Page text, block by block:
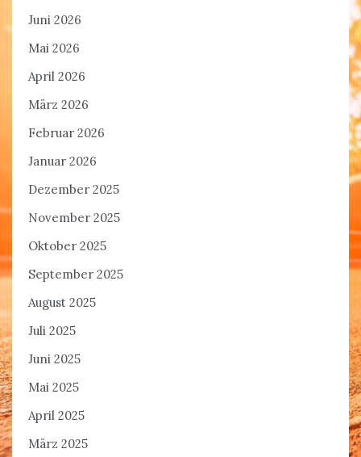
Juni 2026
Mai 2026
April 2026
März 2026
Februar 2026
Januar 2026
Dezember 2025
November 2025
Oktober 2025
September 2025
August 2025
Juli 2025
Juni 2025
Mai 2025
April 2025
März 2025